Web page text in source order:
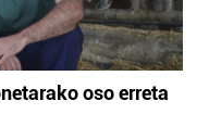
oso erreta